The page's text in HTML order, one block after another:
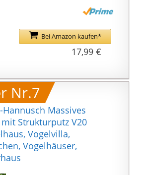
Vogelfutterhaus und
überzeugen Sie sich
und Ihre Vögel selbst.
f2a88d2} Vogelfutter，
Lebensmittel
aufbewahren, kein
Nachfüllen für lange
Einfach zu säubern：
Weniger Schmutz im
Garten oder auf dem
Balkon durch große
Futterschale. Heben Sie
einfach den Deckel an,
Sie können die
Lebensmittel einfach
Bei Amazon kaufen*
17,99 €
Nr.7
Hannusch Massives
Strukturputz V20
Vogelvilla,
Vogelhäuser,